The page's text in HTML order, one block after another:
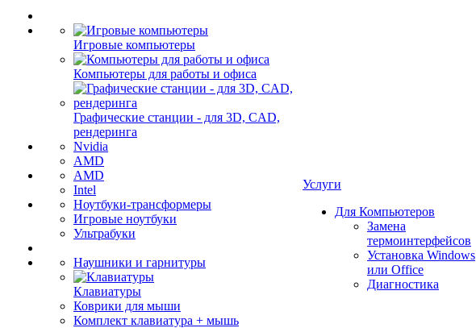
Игровые компьютеры
Компьютеры для работы и офиса
Графические станции - для 3D, CAD,
рендеринга
Nvidia
AMD
AMD
Intel
Ноутбуки-трансформеры
Игровые ноутбуки
Ультрабуки
Наушники и гарнитуры
Клавиатуры
Коврики для мыши
Комплект клавиатура + мышь
Услуги
Для Компьютеров
Замена
термоинтерфейсов
Установка Windows
или Office
Диагностика